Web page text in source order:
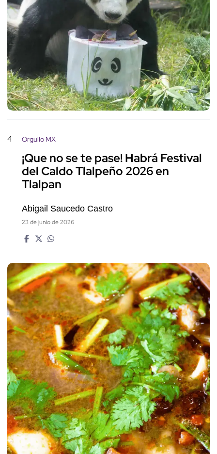
4 Orgullo MX
¡Que no se te pase! Habrá Festival
del Caldo Tlalpeño 2026 en
Tlalpan
Abigail Saucedo Castro
23 de junio de 2026